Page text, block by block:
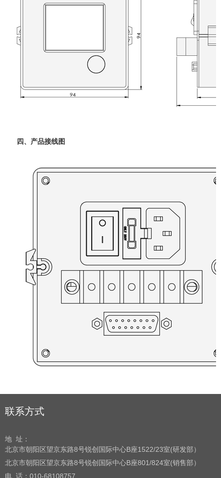
四、产品接线图
联系方式
地 址：
北京市朝阳区望京东路8号锐创国际中心B座1522/23室(研发部）
北京市朝阳区望京东路8号锐创国际中心B座801/824室(销售部）
电 话： 010-68108757